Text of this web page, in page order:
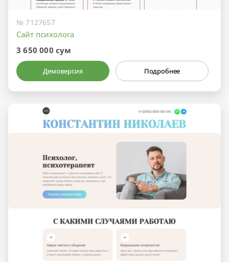
№ 7127657
Сайт психолога
3 650 000 сум
Демоверсия Подробнее